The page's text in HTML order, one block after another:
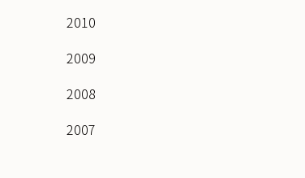
2010
2009
2008
2007